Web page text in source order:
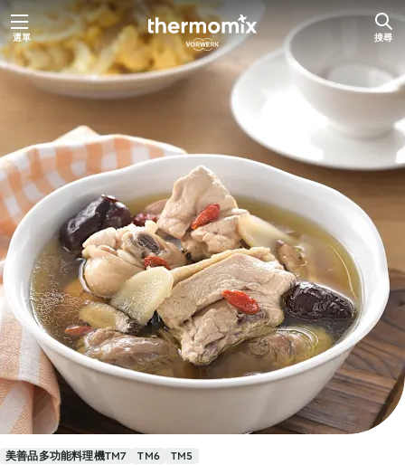
跳
至
主
選單 搜尋
美善品多功能料理機TM7 TM6 TM5